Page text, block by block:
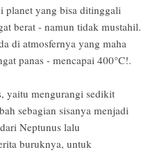
planet yang bisa ditinggali
berat - namun tidak mustahil.
di atmosfernya yang maha
panas - mencapai 400°C!.
yaitu mengurangi sedikit
sebagian sisanya menjadi
Neptunus lalu
buruknya, untuk